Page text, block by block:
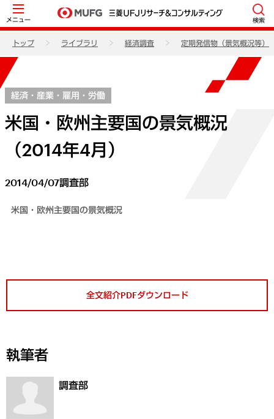
メニュー 検索
トップ ライブラリ 経済調査 定期発信物（景気概況等）
経済・産業・雇用・労働
米国・欧州主要国の景気概況
（2014年4月）
2014/04/07調査部
米国・欧州主要国の景気概況
全文紹介PDFダウンロード
執筆者
調査部